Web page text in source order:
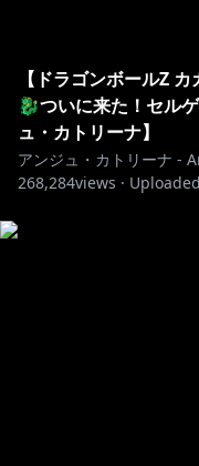
【ドラゴンボールZ
🐉ついに来た！セル
ュ・カトリーナ】
アンジュ・カトリーナ -
268,284views · Uploaded